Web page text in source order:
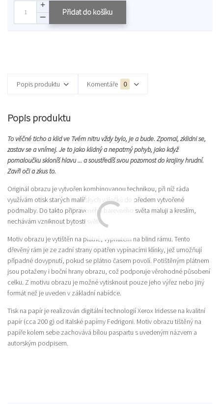
Přidat do košíku
Popis produktu Komentáře 0
Popis produktu
To věčné ticho a klid ve Tvém nitru vždy bylo, je a bude. Zpomal, zklidni se,
zastav se a vnímej. Je to jako klidný a nepatrný pohyb, jako když
pomaloučku skloníš hlavu ... a soustředíš svou pozornost do krajiny hrudní.
Zavři oči a zkus to.
Originál obrazu je vytvořen kombinovanou technikou, při níž ráda
využívám otisk starých malířských válečků do předem vytvořené
podmalby. Do takto připraveného barevného světa maluji a kreslím,
nechávám vzniknout bytosti světla.
Motiv obrazu je vytištěn na plátně, vypnutém na blind rámu. Tento
dřevěný rám je ze zadní strany opatřen vypínacími klínky, jež umožňují
případné dovypnutí, pokud se plátno časem povolí. Potištěným plátnem
jsou potaženy i boční hrany obrazu, což podporuje věrohodné působení
celku. Z motivu obrazu je možné vytisknout pouze jeho výřez nebo jiný
formát než je uveden v základní nabídce.
Tisk na papír je realizován digitální technologií Xerox Iridesse na kvalitní
papír (cca 200 g) od italské papírny Fedrigoni. Motiv obrazu tištěný na
papíře kolem sebe zachovává bílou paspartu s uvedeným názvem a
autorským podpisem.